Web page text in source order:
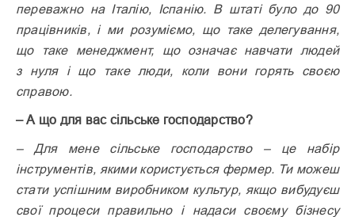
переважно на Італію, Іспанію. В штаті було до 90
працівників, і ми розуміємо, що таке делегування,
що таке менеджмент, що означає навчати людей
з нуля і що таке люди, коли вони горять своєю
справою.
– А що для вас сільське господарство?
– Для мене сільське господарство – це набір
інструментів, якими користується фермер. Ти можеш
стати успішним виробником культур, якщо вибудуєш
свої процеси правильно і надаси своєму бізнесу